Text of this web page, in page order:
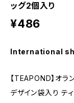
ッグ2個入り
¥486
International
【TEAPOND】オラ
デザイン袋入り テ